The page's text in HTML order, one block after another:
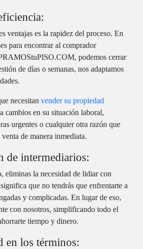
ventajas es la rapidez del proceso. En
para encontrar al comprador
podemos cerrar
de días o semanas, nos adaptamos
necesitan vender su propiedad
cambios en su situación laboral,
urgentes o cualquier otra razón que
de manera inmediata.
de intermediarios:
eliminas la necesidad de lidiar con
que no tendrás que enfrentarte a
y complicadas. En lugar de eso,
con nosotros, simplificando todo el
tiempo y dinero.
en los términos: